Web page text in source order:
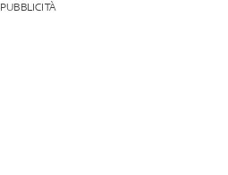
PUBBLICITÀ